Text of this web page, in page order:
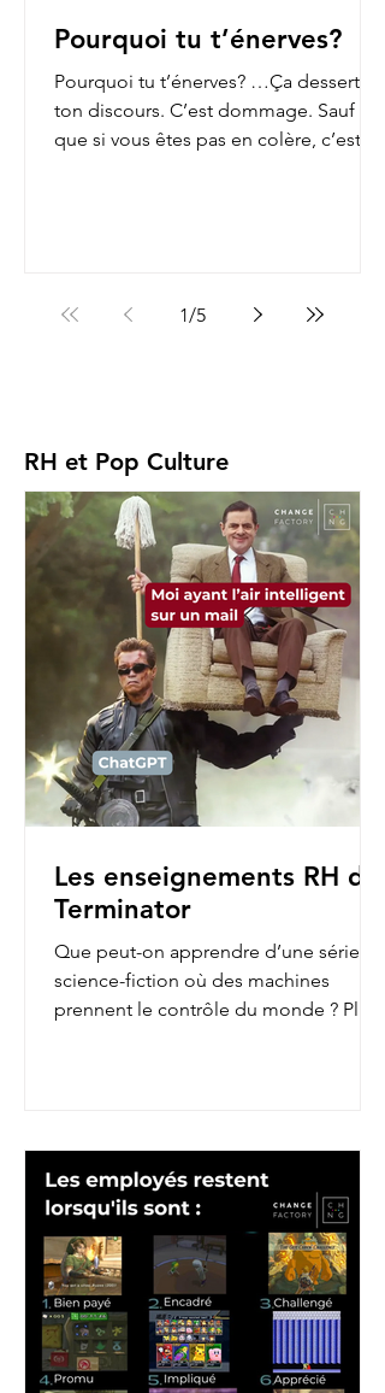
Pourquoi tu t’énerves?
Pourquoi tu t’énerves? …Ça dessert
ton discours. C’est dommage. Sauf
que si vous êtes pas en colère, c’est
1/5
RH et Pop Culture
Les enseignements RH de
Terminator
Que peut-on apprendre d’une série de
science-fiction où des machines
prennent le contrôle du monde ? Plus